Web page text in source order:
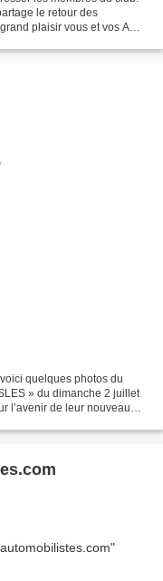
le retour des
plaisir vous et vos Amis
quelques photos du
» du dimanche 2 juillet
l’avenir de leur nouveau